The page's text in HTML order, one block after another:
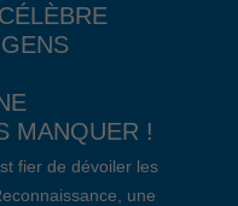
MANQUER !
fier de dévoiler les
une